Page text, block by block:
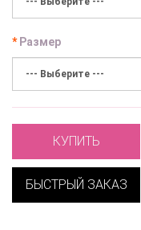
Размер
КУПИТЬ
БЫСТРЫЙ ЗАКАЗ